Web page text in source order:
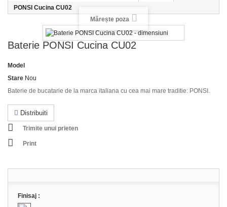
PONSI Cucina CU02
Mărește poza
Baterie PONSI Cucina CU02
Model
Stare Nou
Baterie de bucatarie de la marca italiana cu cea mai mare traditie: PONSI.
Distribuiti
Trimite unui prieten
Print
Finisaj :